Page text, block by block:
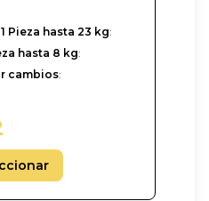
Pieza hasta 23 kg:
hasta 8 kg:
cambios: